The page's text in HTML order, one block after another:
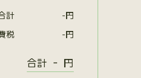
計 -円
税
-円
合計 - 円